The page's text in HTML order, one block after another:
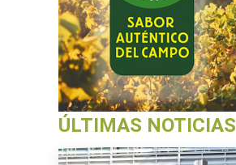
ÚLTIMAS NOTICIAS